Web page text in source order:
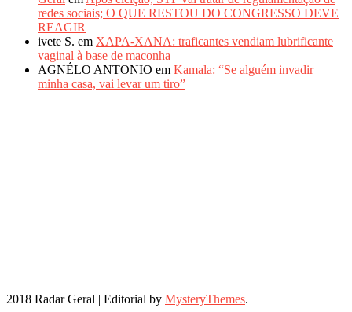
redes sociais; O QUE RESTOU DO CONGRESSO DEVE
REAGIR
ivete S. em XAPA-XANA: traficantes vendiam lubrificante
vaginal à base de maconha
AGNÉLO ANTONIO em Kamala: “Se alguém invadir
minha casa, vai levar um tiro”
2018 Radar Geral | Editorial by MysteryThemes.